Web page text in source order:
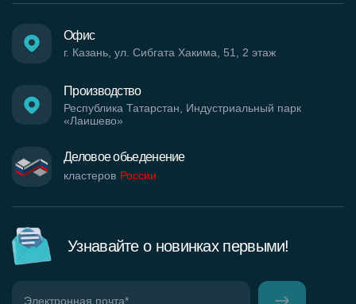
Деловое обьеденение
кластеров России
Производство
Республика Татарстан, Индустриальный парк
«Лаишево»
Офис
г. Казань, ул. Сибгата Хакима, 51, 2 этаж
Узнавайте о новинках первыми!